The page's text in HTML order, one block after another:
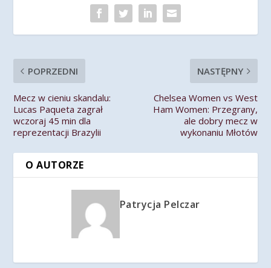
POPRZEDNI
Mecz w cieniu skandalu:
Lucas Paqueta zagrał
wczoraj 45 min dla
reprezentacji Brazylii
NASTĘPNY
Chelsea Women vs West
Ham Women: Przegrany,
ale dobry mecz w
wykonaniu Młotów
O AUTORZE
Patrycja Pelczar